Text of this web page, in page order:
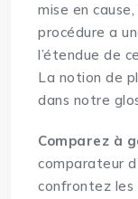
mise en
procédure a
l’étendue de
La notion de
dans notre
Comparez à
comparateur
confrontez les